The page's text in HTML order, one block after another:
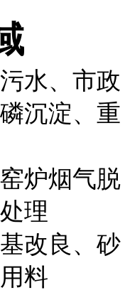
水、市政
沉淀、重
炉烟气脱
理
改良、砂
料